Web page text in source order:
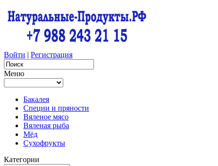
Войти | Регистрация
Меню
Бакалея
Специи и пряности
Вяленое мясо
Вяленая рыба
Мёд
Сухофрукты
Категории